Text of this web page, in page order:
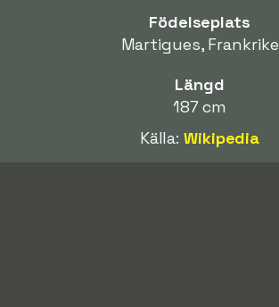
Födelseplats
Martigues, Frankrike
Längd
187 cm
Källa:Wikipedia